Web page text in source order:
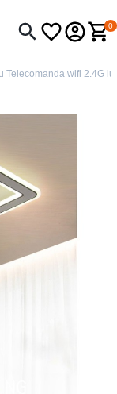
0
Telecomanda wifi 2.4G